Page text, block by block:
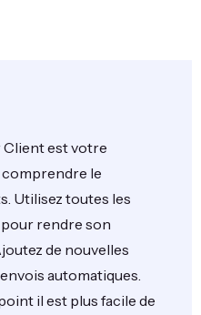
Client est votre
le
Utilisez toutes les
rendre son
de nouvelles
automatiques.
il est plus facile de